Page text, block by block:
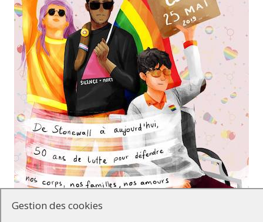
Gestion des cookies